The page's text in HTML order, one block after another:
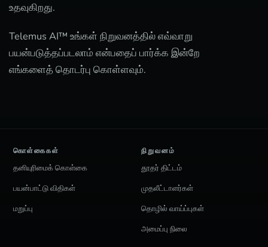
உதவுகிறது.
Telemus AI™ உங்கள் நிறுவனத்தில் எவ்வாறு
பயன்படுத்தப்படலாம் என்பதைப் பார்க்க இன்றே
எங்களைத் தொடர்பு கொள்ளவும்.
கொள்கைகள்
தனியுரிமைக் கொள்கை
பயன்பாட்டு விதிகள்
மறுப்பு
நிறுவனம்
தூதர் திட்டம்
முதலீட்டாளர்கள்
தொழில் வாய்ப்புகள்
அமைப்பு நிலை